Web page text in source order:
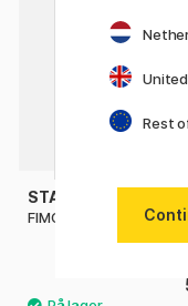
STAEDTLER
FIMO Air Basic 1000 g
United
Rest